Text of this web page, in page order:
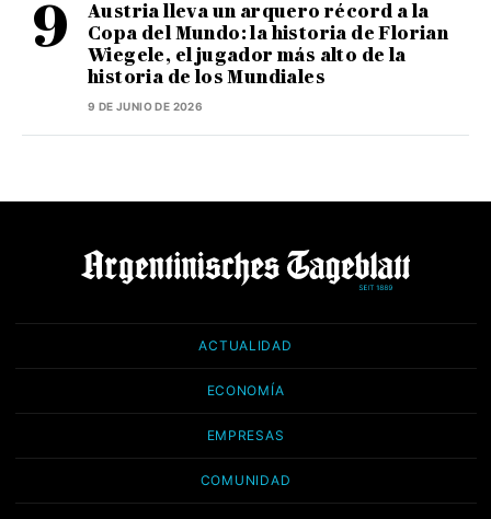
Austria lleva un arquero récord a la
Copa del Mundo: la historia de Florian
Wiegele, el jugador más alto de la
historia de los Mundiales
9 DE JUNIO DE 2026
ACTUALIDAD
ECONOMÍA
EMPRESAS
COMUNIDAD